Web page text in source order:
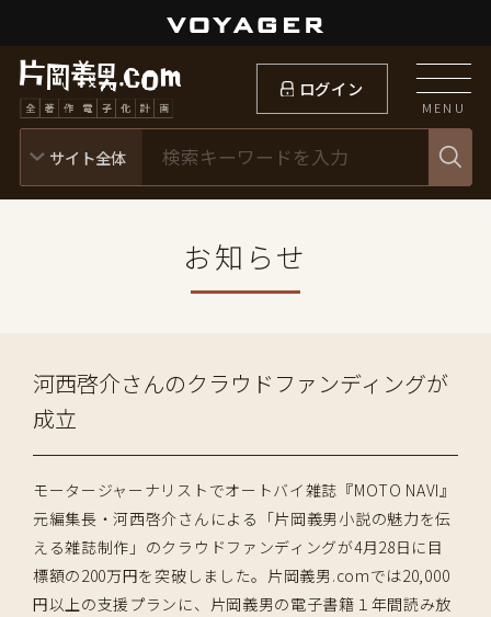
ログイン
MENU
お知らせ
河西啓介さんのクラウドファンディングが
成立
モータージャーナリストでオートバイ雑誌『MOTO NAVI』
元編集長・河西啓介さんによる「片岡義男小説の魅力を伝
える雑誌制作」のクラウドファンディングが4月28日に目
標額の200万円を突破しました。片岡義男.comでは20,000
円以上の支援プランに、片岡義男の電子書籍１年間読み放